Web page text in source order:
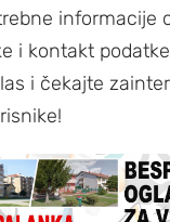
informacije
i kontakt
i čekajte